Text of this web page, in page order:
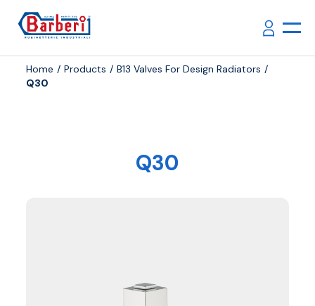
Home Products
B13 Valves For Design Radiators
Q30
Q30